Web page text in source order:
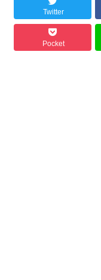
Twitter
Pocket